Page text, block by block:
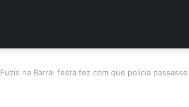
Fuzis na Barra: festa fez com que polícia